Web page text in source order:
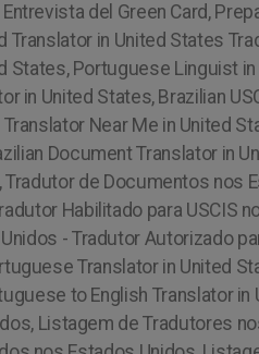
del Green Card,
Translator in United States
States, Portuguese Linguist
in United States, Brazilian
Near Me in United
Document Translator in
de Documentos nos
Habilitado para USCIS
- Tradutor Autorizado
Translator in United
to English Translator
Listagem de Tradutores